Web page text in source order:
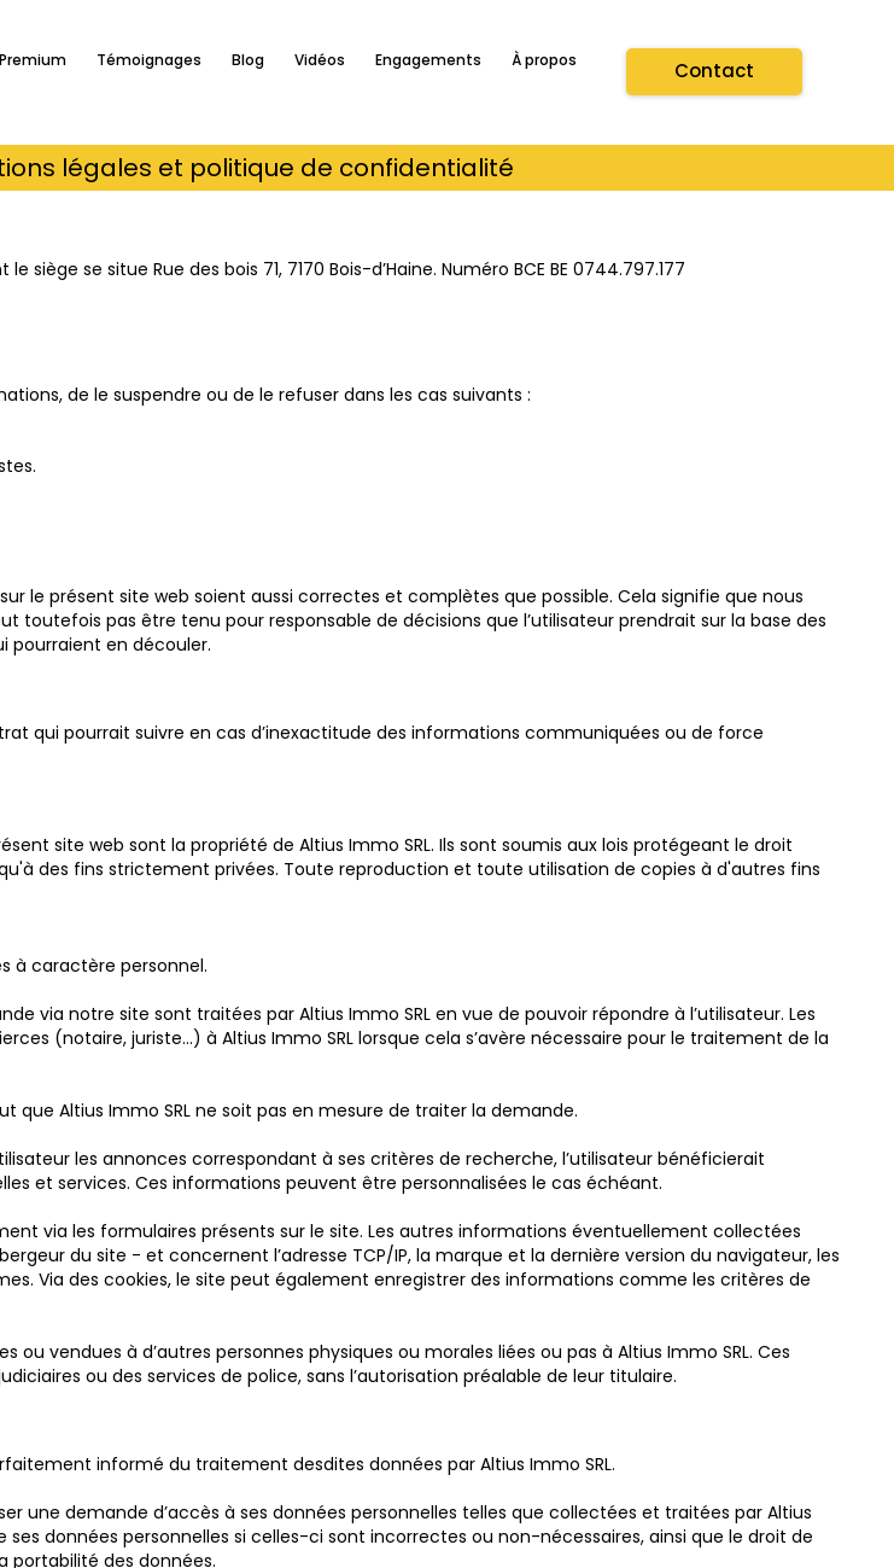
Témoignages Blog Vidéos Engagements À propos Contact
légales et politique de confidentialité
le siège se situe Rue des bois 71, 7170 Bois-d’Haine. Numéro BCE BE 0744.797.177
de le suspendre ou de le refuser dans les cas suivants :
le présent site web soient aussi correctes et complètes que possible. Cela signifie que nous
toutefois pas être tenu pour responsable de décisions que l’utilisateur prendrait sur la base des
pourraient en découler.
qui pourrait suivre en cas d’inexactitude des informations communiquées ou de force
site web sont la propriété de Altius Immo SRL. Ils sont soumis aux lois protégeant le droit
des fins strictement privées. Toute reproduction et toute utilisation de copies à d'autres fins
à caractère personnel.
via notre site sont traitées par Altius Immo SRL en vue de pouvoir répondre à l’utilisateur. Les
(notaire, juriste…) à Altius Immo SRL lorsque cela s’avère nécessaire pour le traitement de la
que Altius Immo SRL ne soit pas en mesure de traiter la demande.
les annonces correspondant à ses critères de recherche, l’utilisateur bénéficierait
et services. Ces informations peuvent être personnalisées le cas échéant.
via les formulaires présents sur le site. Les autres informations éventuellement collectées
du site - et concernent l’adresse TCP/IP, la marque et la dernière version du navigateur, les
Via des cookies, le site peut également enregistrer des informations comme les critères de
vendues à d’autres personnes physiques ou morales liées ou pas à Altius Immo SRL. Ces
ou des services de police, sans l’autorisation préalable de leur titulaire.
informé du traitement desdites données par Altius Immo SRL.
une demande d’accès à ses données personnelles telles que collectées et traitées par Altius
données personnelles si celles-ci sont incorrectes ou non-nécessaires, ainsi que le droit de
portabilité des données.